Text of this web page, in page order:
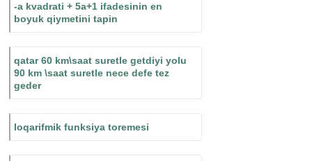
-a kvadrati + 5a+1 ifadesinin en
boyuk qiymetini tapin
qatar 60 km\saat suretle getdiyi yolu
90 km \saat suretle nece defe tez
geder
loqarifmik funksiya toremesi